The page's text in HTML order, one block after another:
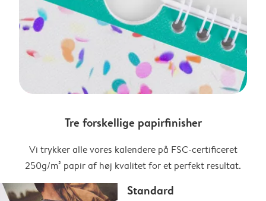
Tre forskellige papirfinisher
Vi trykker alle vores kalendere på FSC-certificeret
250g/m² papir af høj kvalitet for et perfekt resultat.
Standard